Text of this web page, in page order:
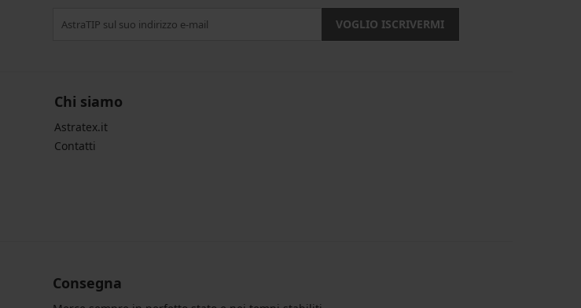
VOGLIO ISCRIVERMI
Chi siamo
Astratex.it
Contatti
Consegna